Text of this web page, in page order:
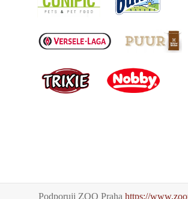
Podporuji ZOO Praha https://